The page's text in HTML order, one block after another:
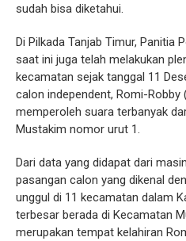
sudah bisa diketahui.
Di Pilkada Tanjab Timur, Panitia
saat ini juga telah melakukan
kecamatan sejak tanggal 11
calon independent, Romi-Robby
memperoleh suara terbanyak
Mustakim nomor urut 1.
Dari data yang didapat dari
pasangan calon yang dikenal
unggul di 11 kecamatan dalam
terbesar berada di Kecamatan
merupakan tempat kelahiran